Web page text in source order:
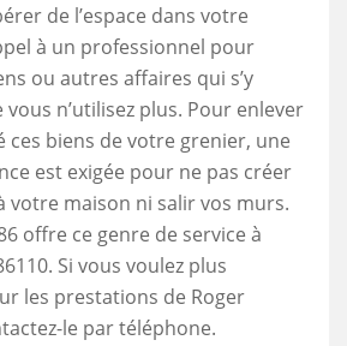
de l’espace dans votre
à un professionnel pour
ou autres affaires qui s’y
n’utilisez plus. Pour enlever
ces biens de votre grenier, une
est exigée pour ne pas créer
votre maison ni salir vos murs.
offre ce genre de service à
Si vous voulez plus
les prestations de Roger
le par téléphone.